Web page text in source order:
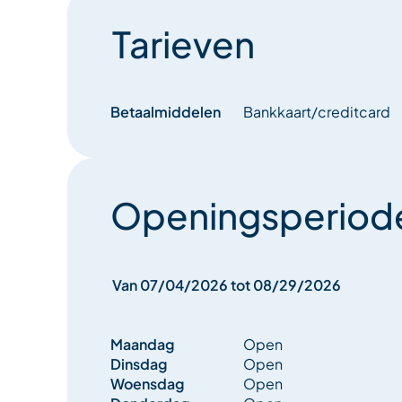
Tarieven
Betaalmiddelen Bankkaart/creditcard
Van 07/04/2026 tot 08/29/2026
Maandag
Open
Dinsdag
Open
Woensdag
Open